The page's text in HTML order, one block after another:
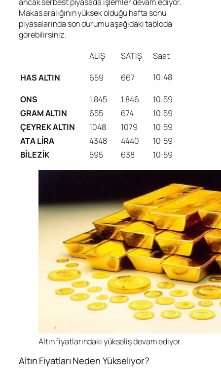
Makas aralığının yüksek olduğu hafta sonu
piyasalarında son durumu aşağıdaki tabloda
görebilirsiniz.
ALIŞ
SATIŞ
Saat
HAS ALTIN
659 667 10:48
ONS 1.845 1.846
10:59
GRAM ALTIN
655 674
10:59
ÇEYREK ALTIN
1048 1079
10:59
ATA LİRA
4348 4440
10:59
BİLEZİK
595 638 10:59
Altın fiyatlarındaki yükseliş devam ediyor.
Altın Fiyatları Neden Yükseliyor?